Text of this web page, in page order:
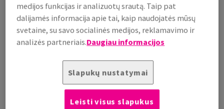
„Antalio" grupės trumpa apžvalga
Sužinokite daugiau
medijos funkcijas ir analizuotų srautą. Taip pat
dalijamės informacija apie tai, kaip naudojatės mūsų
svetaine, su savo socialinės medijos, reklamavimo ir
analizės partneriais.Daugiau informacijos
Slapukų nustatymai
Leisti visus slapukus